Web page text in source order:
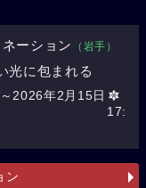
ーション （岩手）
光に包まれる
2026年2月15日
17:
ン